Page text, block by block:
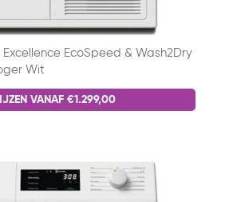
Excellence EcoSpeed & Wash2Dry
Wit
VANAF €1.299,00